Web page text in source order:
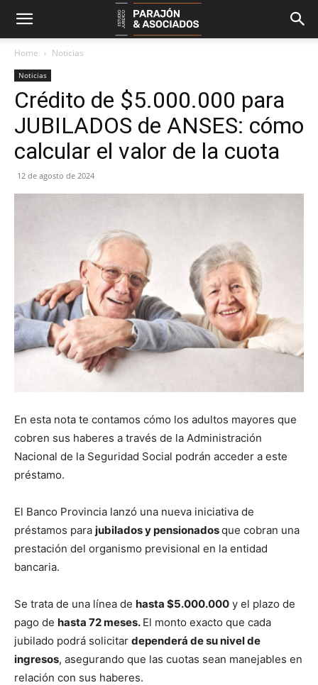
Home Noticias
Noticias
Crédito de $5.000.000 para
JUBILADOS de ANSES: cómo
calcular el valor de la cuota
12 de agosto de 2024
En esta nota te contamos cómo los adultos mayores que
cobren sus haberes a través de la Administración
Nacional de la Seguridad Social podrán acceder a este
préstamo.
El Banco Provincia lanzó una nueva iniciativa de
préstamos para jubilados y pensionadosque cobran una
prestación del organismo previsional en la entidad
bancaria.
Se trata de una línea de hasta $5.000.000 y el plazo de
pago de hasta 72 meses. El monto exacto que cada
jubilado podrá solicitar dependerá de su nivel de
ingresos, asegurando que las cuotas sean manejables en
relación con sus haberes.